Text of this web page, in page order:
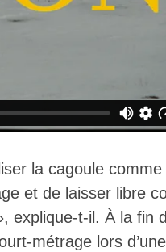
la cagoule
et de laisser libre
explique-t-il. À la fin
métrage lors